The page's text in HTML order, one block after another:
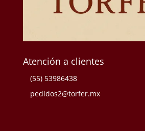
Atención a clientes
(55) 53986438
pedidos2@torfer.mx